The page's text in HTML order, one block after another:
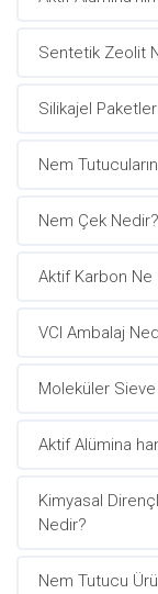
Sentetik Zeolit
Silikajel
Nem
Nem Çek
Aktif Karbon Ne
VCI Ambalaj
Moleküler Sieve
Aktif Alümina
Kimyasal
Nedir?
Nem Tutucu